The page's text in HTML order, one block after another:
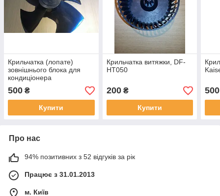
Крильчатка (лопате)
зовнішнього блока для
кондиціонера
500 ₴
Купити
Крильчатка витяжки, DF-
HT050
200₴
Купити
500
Про нас
94% позитивних з 52 відгуків за рік
Працює з 31.01.2013
м. Київ